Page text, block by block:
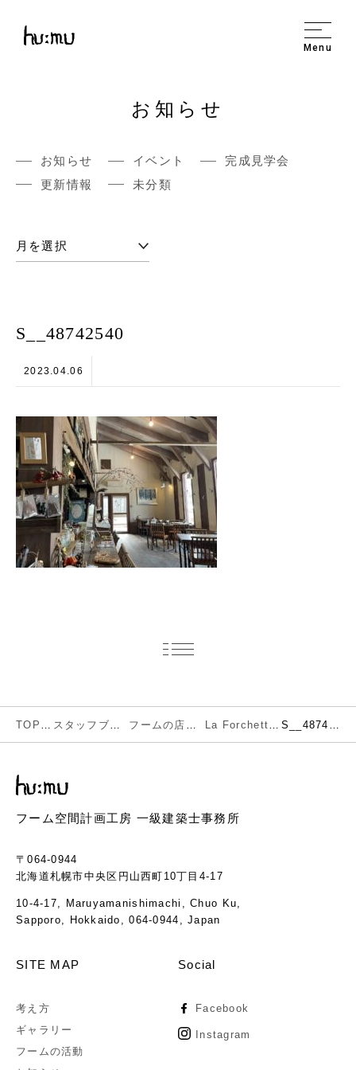
Menu
お知らせ
お知らせ イベント
完成見学会
更新情報
未分類
S__48742540
2023.04.06
フーム空間計画工房 一級建築士事務所
〒064-0944
北海道札幌市中央区円山西町10丁目4-17
10-4-17, Maruyamanishimachi, Chuo Ku,
Sapporo, Hokkaido, 064-0944, Japan
SITE MAP
考え方
ギャラリー
フームの活動
Social
Facebook
Instagram